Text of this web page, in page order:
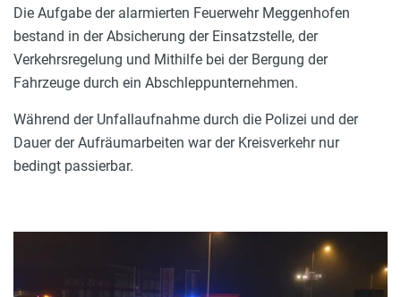
Die Aufgabe der alarmierten Feuerwehr Meggenhofen
bestand in der Absicherung der Einsatzstelle, der
Verkehrsregelung und Mithilfe bei der Bergung der
Fahrzeuge durch ein Abschleppunternehmen.
Während der Unfallaufnahme durch die Polizei und der
Dauer der Aufräumarbeiten war der Kreisverkehr nur
bedingt passierbar.